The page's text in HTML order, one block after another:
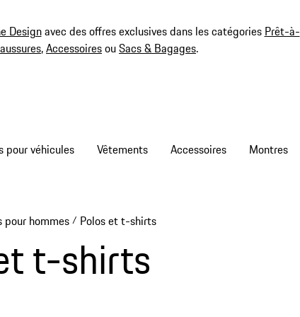
Designavec des offres exclusives dans les catégories Prêt-à-
,AccessoiresouSacs & Bagages.
pour véhicules Vêtements Accessoires Montres
pour hommes / Polos et t-shirts
t-shirts